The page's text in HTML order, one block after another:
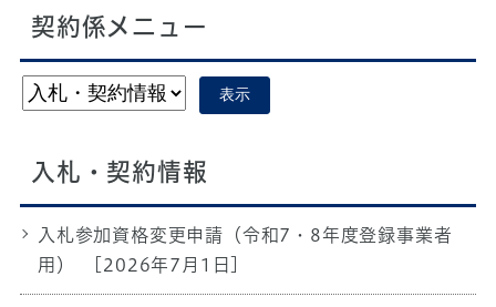
契約係メニュー
表示
入札・契約情報
入札参加資格変更申請（令和7・8年度登録事業者
用）
[2026年7月1日]